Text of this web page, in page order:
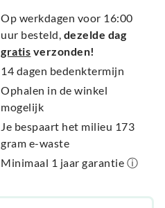
Op werkdagen voor 16:00
uur besteld, dezelde dag
gratis verzonden!
14 dagen bedenktermijn
Ophalen in de winkel
mogelijk
Je bespaart het milieu 173
gram e-waste
Minimaal 1 jaar garantie ⓘ